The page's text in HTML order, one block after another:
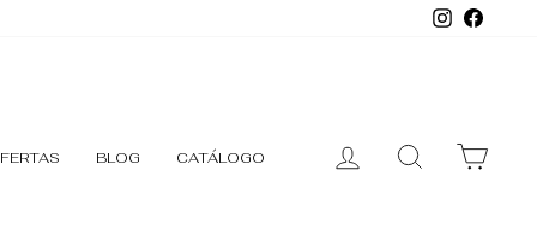
BLOG CATÁLOGO
INGRESAR BUSCAR